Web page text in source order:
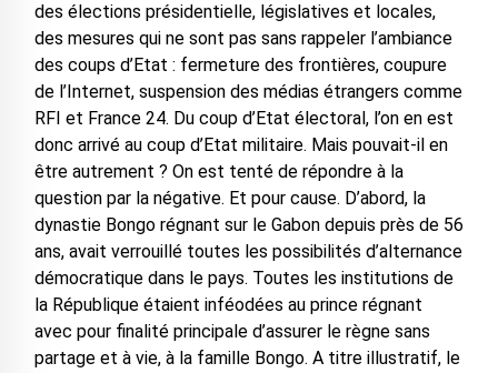
des élections présidentielle, législatives et locales,
des mesures qui ne sont pas sans rappeler l’ambiance
des coups d’Etat : fermeture des frontières, coupure
de l’Internet, suspension des médias étrangers comme
RFI et France 24. Du coup d’Etat électoral, l’on en est
donc arrivé au coup d’Etat militaire. Mais pouvait-il en
être autrement ? On est tenté de répondre à la
question par la négative. Et pour cause. D’abord, la
dynastie Bongo régnant sur le Gabon depuis près de 56
ans, avait verrouillé toutes les possibilités d’alternance
démocratique dans le pays. Toutes les institutions de
la République étaient inféodées au prince régnant
avec pour finalité principale d’assurer le règne sans
partage et à vie, à la famille Bongo. A titre illustratif, le